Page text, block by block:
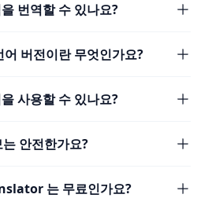
번역할 수 있나요?
어 버전이란 무엇인가요?
사용할 수 있나요?
안전한가요?
는 무료인가요?